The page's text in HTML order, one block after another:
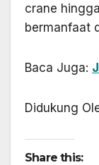
crane
bermanfaat
Baca Juga:
Didukung
Share this: